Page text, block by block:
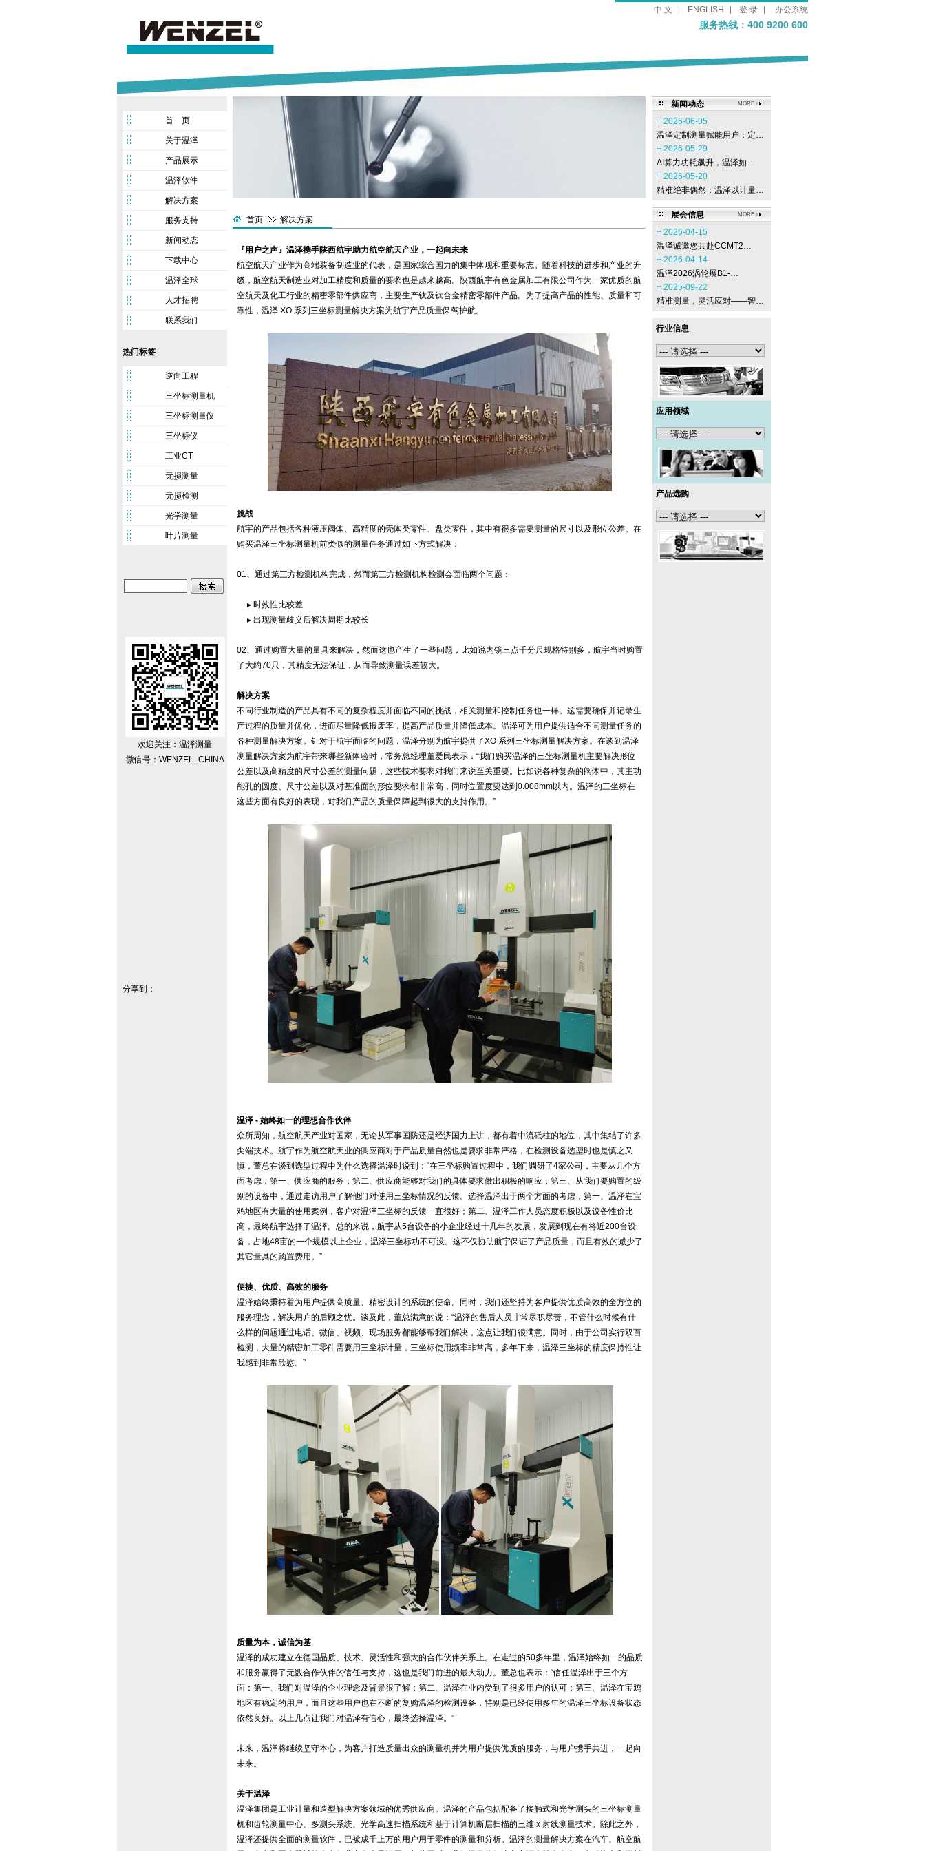
中 文 ENGLISH 登 录 办公系统
服务热线：400 9200 600
MORE
新闻动态
+ 2026-06-05
温泽定制测量赋能用户：定…
+ 2026-05-29
AI算力功耗飙升，温泽如…
+ 2026-05-20
精准绝非偶然：温泽以计量…
MORE
展会信息
+ 2026-04-15
温泽诚邀您共赴CCMT2…
+ 2026-04-14
温泽2026涡轮展B1-…
+ 2025-09-22
精准测量，灵活应对——智…
行业信息
应用领域
产品选购
首 页
关于温泽
产品展示
温泽软件
解决方案
服务支持
新闻动态
下载中心
温泽全球
人才招聘
联系我们
热门标签
逆向工程
三坐标测量机
三坐标测量仪
三坐标仪
工业CT
无损测量
无损检测
光学测量
叶片测量
欢迎关注：温泽测量
微信号：WENZEL_CHINA
分享到：
首页 解决方案
『用户之声』温泽携手陕西航宇助力航空航天产业，一起向未来
航空航天产业作为高端装备制造业的代表，是国家综合国力的集中体现和重要标志。随着科技的进步和产业的升
级，航空航天制造业对加工精度和质量的要求也是越来越高。陕西航宇有色金属加工有限公司作为一家优质的航
空航天及化工行业的精密零部件供应商，主要生产钛及钛合金精密零部件产品。为了提高产品的性能、质量和可
靠性，温泽 XO 系列三坐标测量解决方案为航宇产品质量保驾护航。
挑战
航宇的产品包括各种液压阀体、高精度的壳体类零件、盘类零件，其中有很多需要测量的尺寸以及形位公差。在
购买温泽三坐标测量机前类似的测量任务通过如下方式解决：
01、通过第三方检测机构完成，然而第三方检测机构检测会面临两个问题：
▸ 时效性比较差
▸ 出现测量歧义后解决周期比较长
02、通过购置大量的量具来解决，然而这也产生了一些问题，比如说内镜三点千分尺规格特别多，航宇当时购置
了大约70只，其精度无法保证，从而导致测量误差较大。
解决方案
不同行业制造的产品具有不同的复杂程度并面临不同的挑战，相关测量和控制任务也一样。这需要确保并记录生
产过程的质量并优化，进而尽量降低报废率，提高产品质量并降低成本。温泽可为用户提供适合不同测量任务的
各种测量解决方案。针对于航宇面临的问题，温泽分别为航宇提供了XO 系列三坐标测量解决方案。在谈到温泽
测量解决方案为航宇带来哪些新体验时，常务总经理董爱民表示：“我们购买温泽的三坐标测量机主要解决形位
公差以及高精度的尺寸公差的测量问题，这些技术要求对我们来说至关重要。比如说各种复杂的阀体中，其主功
能孔的圆度、尺寸公差以及对基准面的形位要求都非常高，同时位置度要达到0.008mm以内。温泽的三坐标在
这些方面有良好的表现，对我们产品的质量保障起到很大的支持作用。”
温泽 - 始终如一的理想合作伙伴
众所周知，航空航天产业对国家，无论从军事国防还是经济国力上讲，都有着中流砥柱的地位，其中集结了许多
尖端技术。航宇作为航空航天业的供应商对于产品质量自然也是要求非常严格，在检测设备选型时也是慎之又
慎，董总在谈到选型过程中为什么选择温泽时说到：“在三坐标购置过程中，我们调研了4家公司，主要从几个方
面考虑，第一、供应商的服务；第二、供应商能够对我们的具体要求做出积极的响应；第三、从我们要购置的级
别的设备中，通过走访用户了解他们对使用三坐标情况的反馈。选择温泽出于两个方面的考虑，第一、温泽在宝
鸡地区有大量的使用案例，客户对温泽三坐标的反馈一直很好；第二、温泽工作人员态度积极以及设备性价比
高，最终航宇选择了温泽。总的来说，航宇从5台设备的小企业经过十几年的发展，发展到现在有将近200台设
备，占地48亩的一个规模以上企业，温泽三坐标功不可没。这不仅协助航宇保证了产品质量，而且有效的减少了
其它量具的购置费用。”
便捷、优质、高效的服务
温泽始终秉持着为用户提供高质量、精密设计的系统的使命。同时，我们还坚持为客户提供优质高效的全方位的
服务理念，解决用户的后顾之忧。谈及此，董总满意的说：“温泽的售后人员非常尽职尽责，不管什么时候有什
么样的问题通过电话、微信、视频、现场服务都能够帮我们解决，这点让我们很满意。同时，由于公司实行双百
检测，大量的精密加工零件需要用三坐标计量，三坐标使用频率非常高，多年下来，温泽三坐标的精度保持性让
我感到非常欣慰。”
质量为本，诚信为基
温泽的成功建立在德国品质、技术、灵活性和强大的合作伙伴关系上。在走过的50多年里，温泽始终如一的品质
和服务赢得了无数合作伙伴的信任与支持，这也是我们前进的最大动力。董总也表示：“信任温泽出于三个方
面：第一、我们对温泽的企业理念及背景很了解；第二、温泽在业内受到了很多用户的认可；第三、温泽在宝鸡
地区有稳定的用户，而且这些用户也在不断的复购温泽的检测设备，特别是已经使用多年的温泽三坐标设备状态
依然良好。以上几点让我们对温泽有信心，最终选择温泽。”
未来，温泽将继续坚守本心，为客户打造质量出众的测量机并为用户提供优质的服务，与用户携手共进，一起向
未来。
关于温泽
温泽集团是工业计量和造型解决方案领域的优秀供应商。温泽的产品包括配备了接触式和光学测头的三坐标测量
机和齿轮测量中心、多测头系统、光学高速扫描系统和基于计算机断层扫描的三维 x 射线测量技术。除此之外，
温泽还提供全面的测量软件，已被成千上万的用户用于零件的测量和分析。温泽的测量解决方案在汽车、航空航